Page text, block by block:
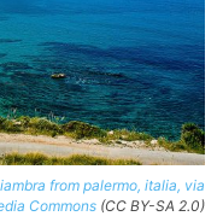
from palermo, italia, via
Commons (CC BY-SA 2.0)